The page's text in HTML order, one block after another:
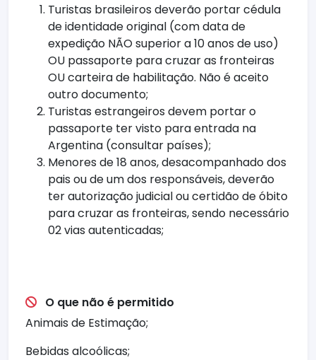
Turistas brasileiros deverão portar cédula
de identidade original (com data de
expedição NÃO superior a 10 anos de uso)
OU passaporte para cruzar as fronteiras
OU carteira de habilitação. Não é aceito
outro documento;
Turistas estrangeiros devem portar o
passaporte ter visto para entrada na
Argentina (consultar países);
Menores de 18 anos, desacompanhado dos
pais ou de um dos responsáveis, deverão
ter autorização judicial ou certidão de óbito
para cruzar as fronteiras, sendo necessário
02 vias autenticadas;
O que não é permitido
Animais de Estimação;
Bebidas alcoólicas;